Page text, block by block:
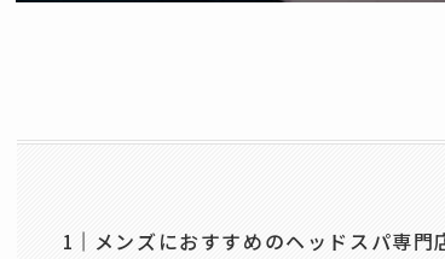
メンズにおすすめのヘッドスパ専門